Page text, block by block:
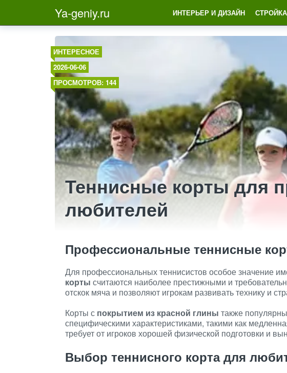
Ya-geniy.ru ИНТЕРЬЕР И ДИЗАЙН
ИНТЕРЕСНОЕ
2026-06-06
ПРОСМОТРОВ: 144
Теннисные корты для
любителей
Профессиональные теннисные
Для профессиональных теннисистов особое значение
корты считаются наиболее престижными и
отскок мяча и позволяют игрокам развивать технику и
Корты с покрытием из красной глины также
специфическими характеристиками, такими как
требует от игроков хорошей физической подготовки и
Выбор теннисного корта для